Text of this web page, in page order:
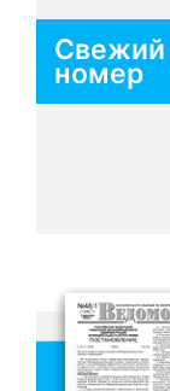
Свежий
номер